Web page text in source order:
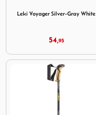
Leki Voyager Silver-Gray White
54,95